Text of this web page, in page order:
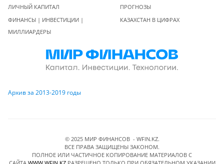
ЛИЧНЫЙ КАПИТАЛ
ФИНАНСЫ | ИНВЕСТИЦИИ |
МИЛЛИАРДЕРЫ
ПРОГНОЗЫ
КАЗАХСТАН В ЦИФРАХ
Архив за 2013-2019 годы
© 2025 МИР ФИНАНСОВ - WFIN.KZ.
ВСЕ ПРАВА ЗАЩИЩЕНЫ ЗАКОНОМ.
ПОЛНОЕ ИЛИ ЧАСТИЧНОЕ КОПИРОВАНИЕ МАТЕРИАЛОВ C